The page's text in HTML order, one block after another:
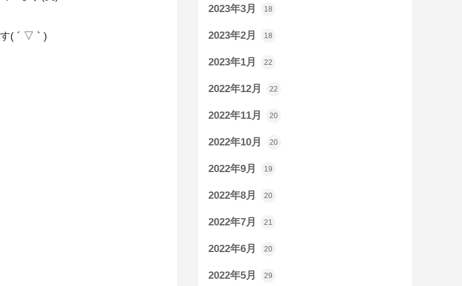
( ´ ▽ ` )
2023年3月 18
2023年2月 18
2023年1月 22
2022年12月 22
2022年11月 20
2022年10月 20
2022年9月 19
2022年8月 20
2022年7月 21
2022年6月 20
2022年5月 29